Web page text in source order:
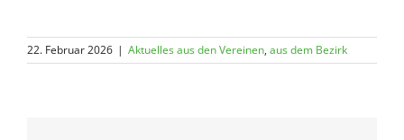
22. Februar 2026 | Aktuelles aus den Vereinen, aus dem Bezirk